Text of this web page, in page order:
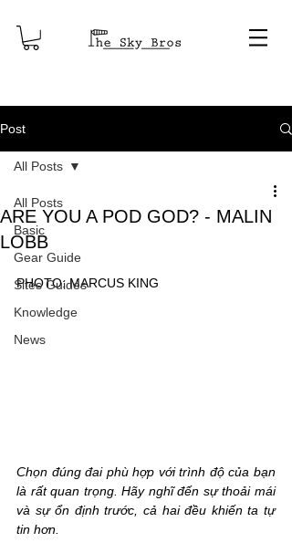
Post
All Posts
Basic
Gear Guide
Sites Guides
Knowledge
News
All Posts
ARE YOU A POD GOD? - MALIN
LOBB
PHOTO: MARCUS KING
Chọn đúng đai phù hợp với trình độ của bạn
là rất quan trọng. Hãy nghĩ đến sự thoải mái
và sự ổn định trước, cả hai đều khiến ta tự
tin hơn.